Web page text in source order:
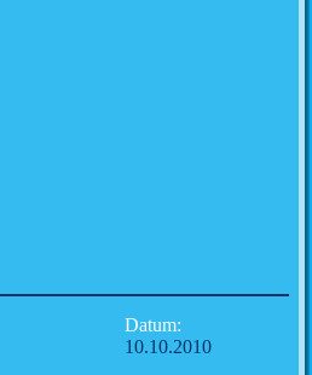
Datum:
10.10.2010